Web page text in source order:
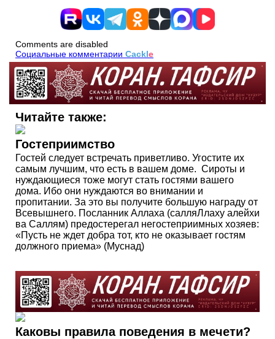
Comments are disabled
Социальные комментарии Cackle
Читайте также:
Гостеприимство
Гостей следует встречать приветливо. Угостите их
самым лучшим, что есть в вашем доме. Сироты и
нуждающиеся тоже могут стать гостями вашего
дома. Ибо они нуждаются во внимании и
пропитании. За это вы получите большую награду от
Всевышнего. Посланник Аллаха (салляЛлаху алейхи
ва Саллям) предостерегал негостеприимных хозяев:
«Пусть не ждет добра тот, кто не оказывает гостям
должного приема» (Муснад)
Каковы правила поведения в мечети?